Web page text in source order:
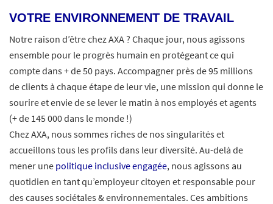
VOTRE ENVIRONNEMENT DE TRAVAIL
Notre raison d’être chez AXA ? Chaque jour, nous agissons
ensemble pour le progrès humain en protégeant ce qui
compte dans + de 50 pays. Accompagner près de 95 millions
de clients à chaque étape de leur vie, une mission qui donne le
sourire et envie de se lever le matin à nos employés et agents
(+ de 145 000 dans le monde !)
Chez AXA, nous sommes riches de nos singularités et
accueillons tous les profils dans leur diversité. Au-delà de
mener une politique inclusive engagée, nous agissons au
quotidien en tant qu’employeur citoyen et responsable pour
des causes sociétales & environnementales. Ces ambitions